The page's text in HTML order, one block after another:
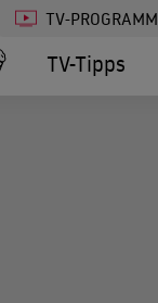
TV-PROGRAMM
TV-Tipps